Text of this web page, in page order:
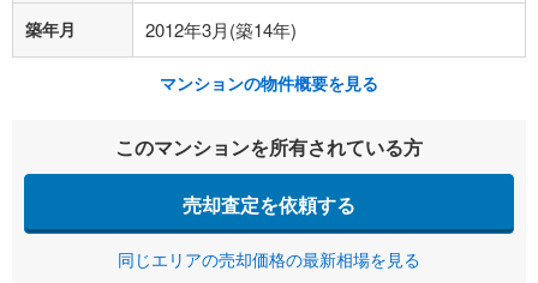
築年月 2012年3月(築14年)
マンションの物件概要を見る
このマンションを所有されている方
売却査定を依頼する
同じエリアの売却価格の最新相場を見る